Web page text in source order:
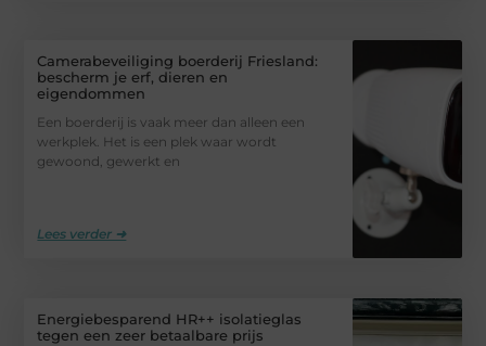
Camerabeveiliging boerderij Friesland:
bescherm je erf, dieren en
eigendommen
Een boerderij is vaak meer dan alleen een
werkplek. Het is een plek waar wordt
gewoond, gewerkt en
Lees verder ➜
Energiebesparend HR++ isolatieglas
tegen een zeer betaalbare prijs